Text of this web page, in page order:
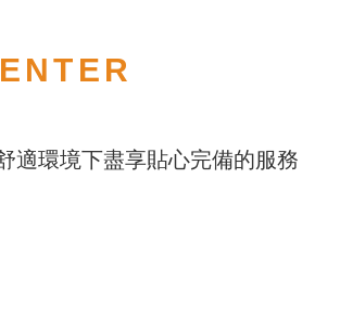
適環境下盡享貼心完備的服務